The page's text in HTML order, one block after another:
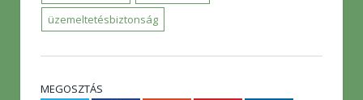
üzemeltetésbiztonság
MEGOSZTÁS